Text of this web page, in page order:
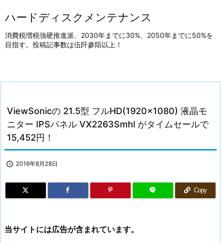
ハードディスクメンテナンス
消費税増税強硬推進派、2030年までに30%、2050年までに50%を
目指す。投稿記事数は伍阡參陌以上！
ViewSonicの 21.5型 フルHD(1920×1080) 液晶モ
ニター IPSパネル VX2263Smhl がタイムセールで
15,452円！
 2016年8月28日
Copy
当サイトには広告が含まれています。